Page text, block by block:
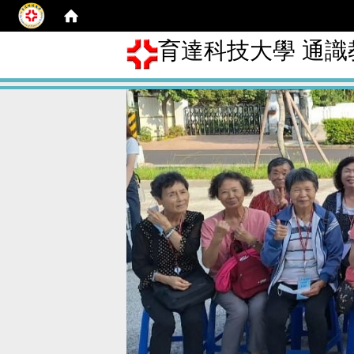
育達科技大學 通